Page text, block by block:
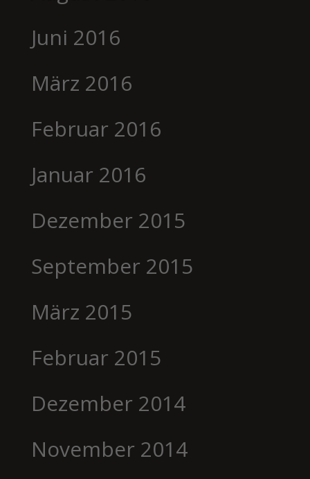
Juni 2016
März 2016
Februar 2016
Januar 2016
Dezember 2015
September 2015
März 2015
Februar 2015
Dezember 2014
November 2014